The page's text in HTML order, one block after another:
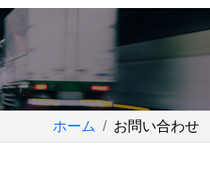
ホーム お問い合わせ